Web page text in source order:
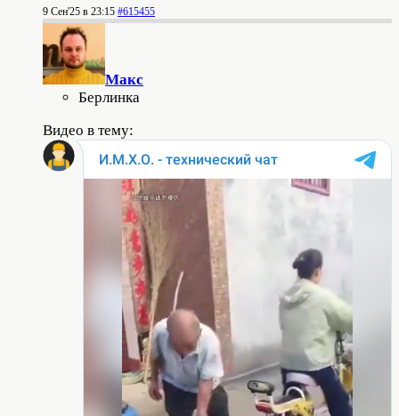
9 Сен'25 в 23:15 #615455
Макс
Берлинка
Видео в тему: